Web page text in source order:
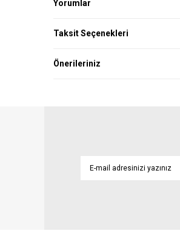
Yorumlar
Taksit Seçenekleri
Önerileriniz